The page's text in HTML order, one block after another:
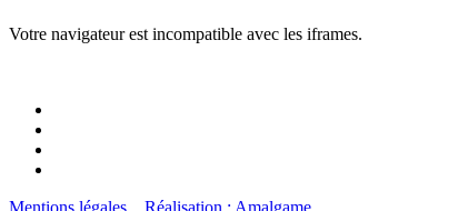
Votre navigateur est incompatible avec les iframes.